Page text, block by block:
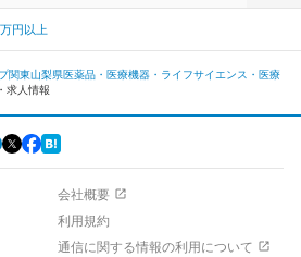
円以上
関東山梨県医薬品・医療機器・ライフサイエンス・医療
求人情報
会社概要
利用規約
通信に関する情報の利用について